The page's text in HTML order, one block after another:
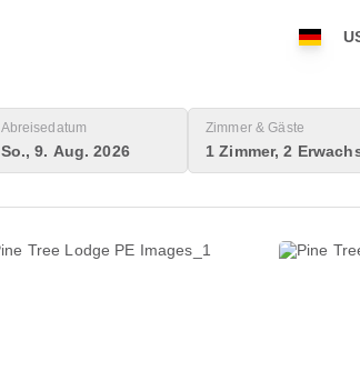
Abreisedatum
So., 9. Aug. 2026
Zimmer & Gäste
1 Zimmer, 2